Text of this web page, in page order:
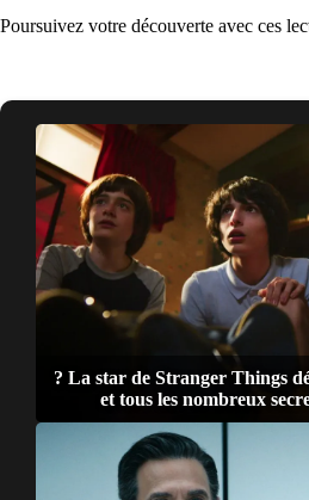
Poursuivez votre découverte avec ces
? La star de Stranger Things
et tous les nombreux